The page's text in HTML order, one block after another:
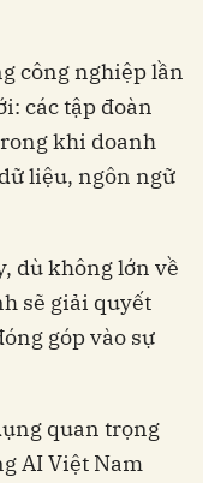
công nghiệp lần
các tập đoàn
khi doanh
liệu, ngôn ngữ
dù không lớn về
sẽ giải quyết
góp vào sự
quan trọng
AI Việt Nam